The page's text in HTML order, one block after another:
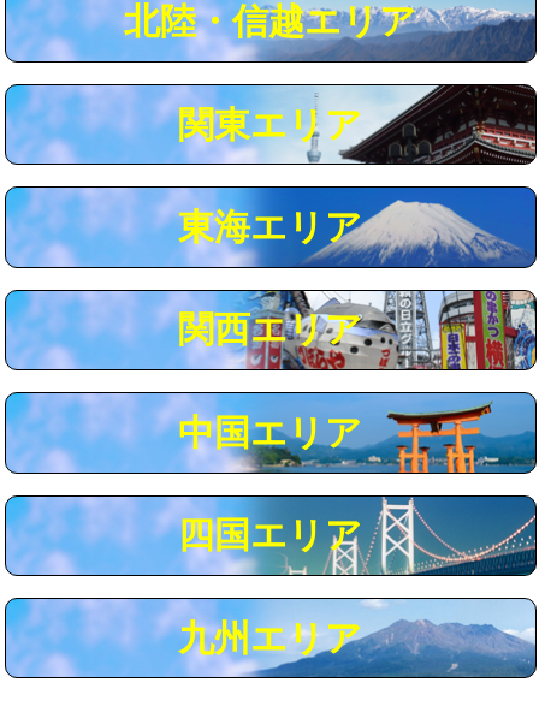
給水管工事※（ライニング鋼管・銅
管・ポリ管・HT管使用/3ｍ超え)
+8,800円
マス交換（土の掘削・埋め戻し作業） 11,000円~
マス交換（深さ50㎝未満） 55,000円
マス交換（深さ50㎝以上） 66,000円
コンクリート斫り（厚さ10㎝まで） 27,500円
コンクリート斫り（厚さ10㎝超え） 38,500円
モルタル補修（厚さ10㎝まで） 27,500円
追加人工 16,500円
※給水管工事は20mmまでの価格です。
北陸・信越エリア
関東エリア
東海エリア
関西エリア
中国エリア
四国エリア
九州エリア